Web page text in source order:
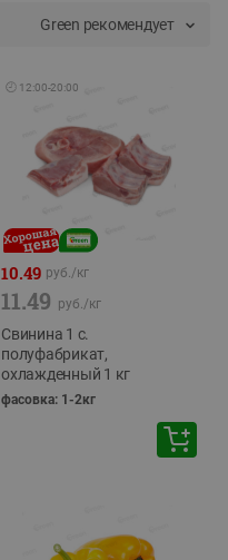
Green рекомендует
🕘 12:00-20:00
10.49 руб./кг
11.49 руб./кг
Свинина 1 с.
полуфабрикат,
охлажденный 1 кг
фасовка: 1-2кг